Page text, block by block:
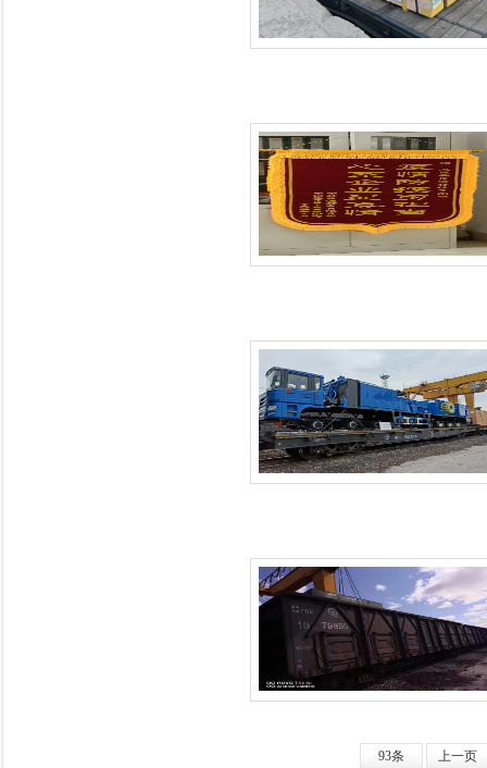
93条 上一页